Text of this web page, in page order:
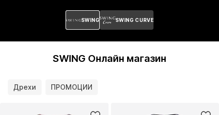
SWING SWING CURVE
SWING Онлайн магазин
Дрехи ПРОМОЦИИ